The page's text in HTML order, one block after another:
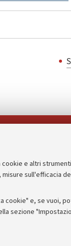
e altri
sull'efficacia
e, se vuoi,
sezione